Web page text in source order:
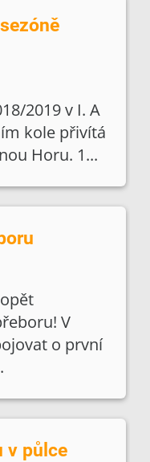
2019 v I. A
kole přivítá
Horu. 1...
V
o první
v půlce